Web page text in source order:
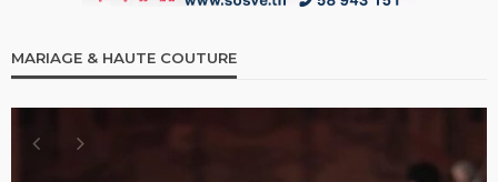
MARIAGE & HAUTE COUTURE